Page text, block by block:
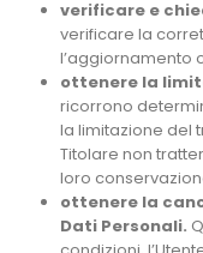
verificare e
verificare la
l’aggiornamento
ottenere la
ricorrono
la limitazione del
Titolare non
loro
ottenere la
Dati Personali.